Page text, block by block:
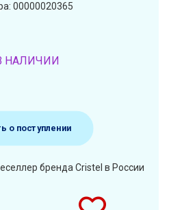
00000020365
НАЛИЧИИ
о поступлении
бренда Cristel в России